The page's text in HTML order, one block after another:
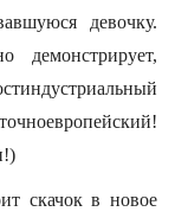
девочку.
демонстрирует,
скачок в новое